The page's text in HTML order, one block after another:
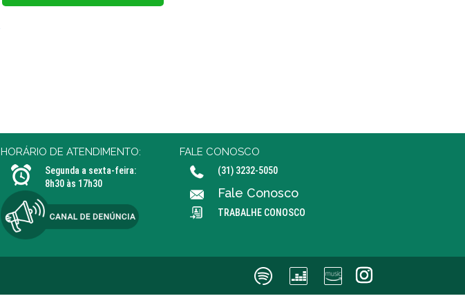
HORÁRIO DE ATENDIMENTO:
Segunda a sexta-feira:
8h30 às 17h30
FALE CONOSCO
(31) 3232-5050
Fale Conosco
TRABALHE CONOSCO